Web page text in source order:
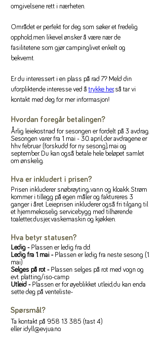
omgivelsene rett i nærheten.
Området er perfekt for deg som søker et fredelig
opphold, men likevel ønsker å være nær de
fasilitetene som gjør campinglivet enkelt og
bekvemt.
Er du interessert i en plass på rad 7? Meld din
uforpliktende interesse ved å trykke her, så tar vi
kontakt med deg for mer informasjon!
Hvordan foregår betalingen?
Årlig leiekostnad for sesongen er fordelt på 3 avdrag.
Sesongen varer fra 1. mai - 30. april, der avdragene er
hhv. februar (forskudd for ny sesong), mai og
september. Du kan også betale hele beløpet samlet
om ønskelig.
Hva er inkludert i prisen?
Prisen inkluderer snøbrøyting, vann og kloakk. Strøm
kommer i tillegg på egen måler og faktureres 3
ganger i året. Leieprisen inkluderer også fri tilgang til
et hjemmekoselig servicebygg med tilhørende
toaletter, dusjer, vaskemaskin og kjøkken.
Hva betyr statusen?
Ledig - Plassen er ledig fra d.d.
Ledig fra 1. mai - Plassen er ledig fra neste sesong (1.
mai)
Selges på rot - Plassen selges på rot med vogn og
evt. platting/iso-camp
Utleid - Plassen er for øyeblikket utleid, du kan enda
sette deg på venteliste-
Spørsmål?
Ta kontakt på 958 13 385 (tast 4)
eller idyll@evjua.no.